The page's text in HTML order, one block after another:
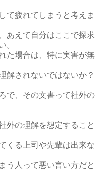
て疲れてしまうと考えま
あえて自分はここで探求
。
た場合は、特に実害が無
解されないではないか？
で、その文書って社外の
外の理解を想定すること
くる上司や先輩は出来な
う人って悪い言い方だと